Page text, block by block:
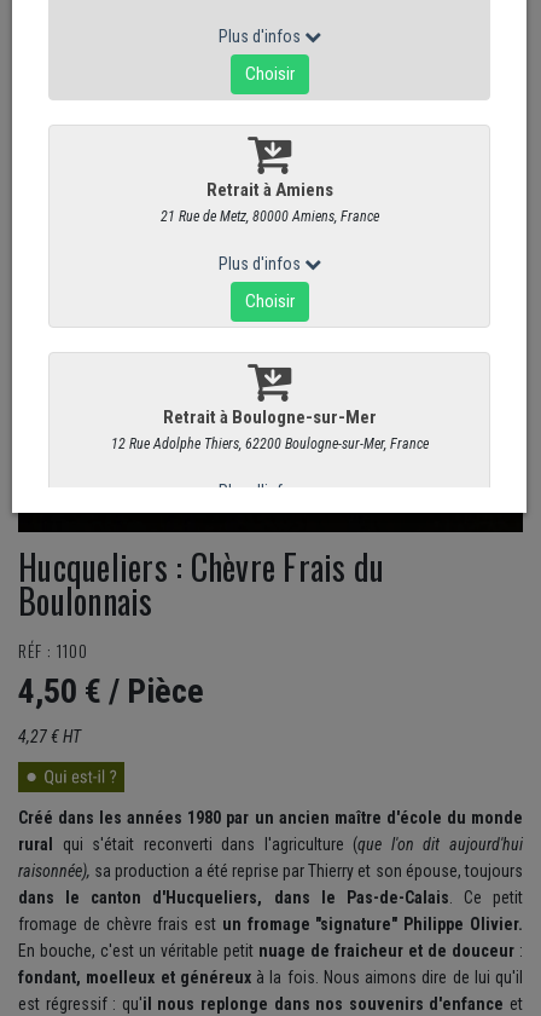
Hucqueliers : Chèvre Frais du
Boulonnais
RÉF : 1100
4,50 € / Pièce
4,27 € HT
Créé dans les années 1980 par un ancien maître d'école du monde
rural
qui s'était reconverti dans l'agriculture (que l'on dit aujourd'hui
raisonnée), sa production a été reprise par Thierry et son épouse, toujours
dans le canton d'Hucqueliers, dans le Pas-de-Calais. Ce petit
fromage de chèvre frais est un fromage "signature" Philippe Olivier.
En bouche, c'est un véritable petit nuage de fraicheur et de douceur :
fondant, moelleux et généreuxà la fois. Nous aimons dire de lui qu'il
est régressif : qu'il nous replonge dans nos souvenirs d'enfance et